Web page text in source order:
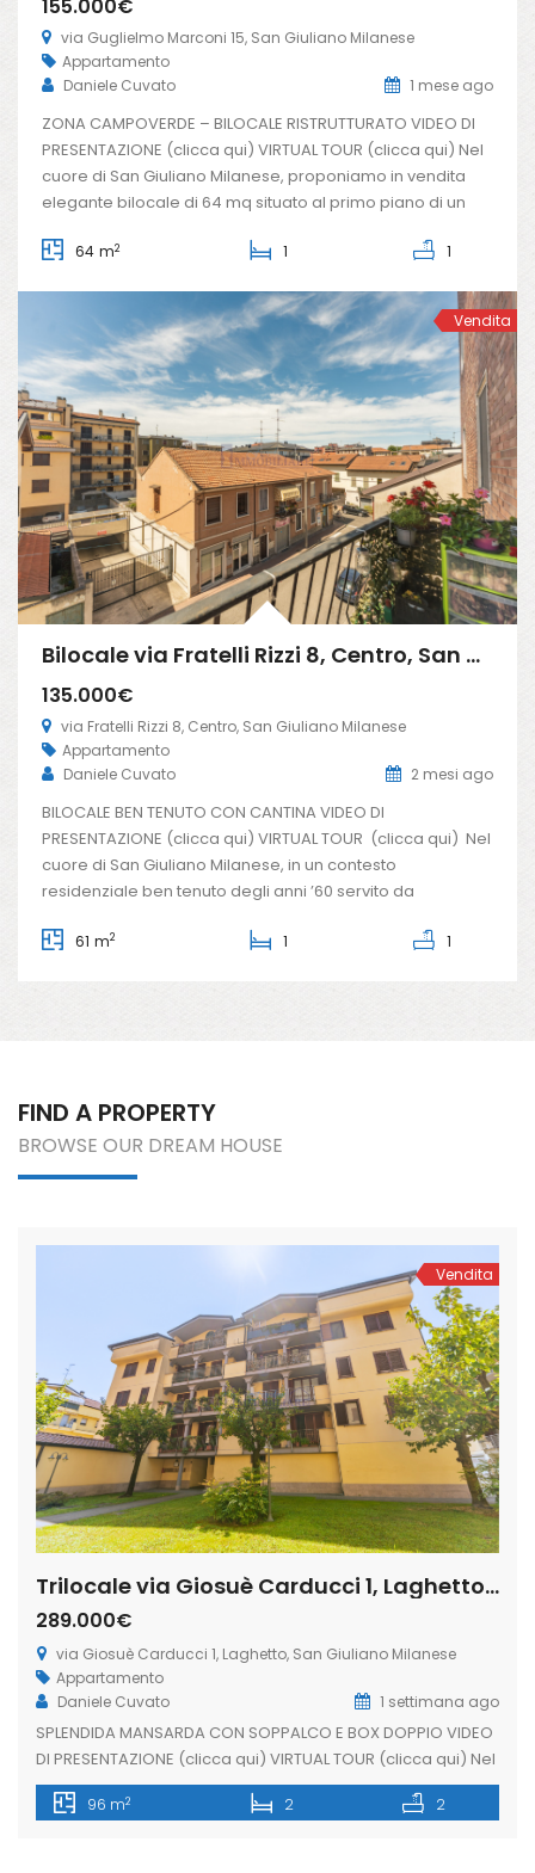
155.000€
via Guglielmo Marconi 15, San Giuliano Milanese
Appartamento
Daniele Cuvato
1 mese ago
ZONA CAMPOVERDE – BILOCALE RISTRUTTURATO VIDEO DI
PRESENTAZIONE (clicca qui) VIRTUAL TOUR (clicca qui) Nel
cuore di San Giuliano Milanese, proponiamo in vendita
elegante bilocale di 64 mq situato al primo piano di un
mantenuto nelle parti comuni e inserito in una posizione
64 m2 1 1
Vendita
Bilocale via Fratelli Rizzi 8, Centro, San Giuliano Milanese (Rif. SGM88)
135.000€
via Fratelli Rizzi 8, Centro, San Giuliano Milanese
Appartamento
Daniele Cuvato
2 mesi ago
BILOCALE BEN TENUTO CON CANTINA VIDEO DI
PRESENTAZIONE (clicca qui) VIRTUAL TOUR (clicca qui) Nel
cuore di San Giuliano Milanese, in un contesto
residenziale ben tenuto degli anni ’60 servito da
da ambienti ariosi e una distribuzione degli spazi
61 m2 1 1
FIND A PROPERTY
BROWSE OUR DREAM HOUSE
Vendita
Trilocale via Giosuè Carducci 1, Laghetto, San Giuliano Milanese (Rif. SGM94)
289.000€
via Giosuè Carducci 1, Laghetto, San Giuliano Milanese
Appartamento
Daniele Cuvato
1 settimana ago
SPLENDIDA MANSARDA CON SOPPALCO E BOX DOPPIO VIDEO
DI PRESENTAZIONE (clicca qui) VIRTUAL TOUR (clicca qui) Nel
prestigioso quartiere Laghetto di San Giuliano Milanese,
all’interno di una signorile palazzina, proponiamo un
96 m2 2 2